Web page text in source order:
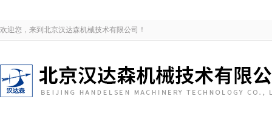
欢迎您，来到北京汉达森机械技术有限公司！